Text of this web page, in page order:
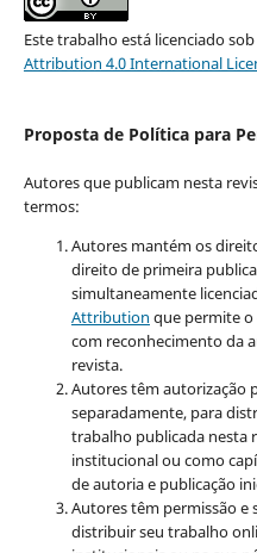
Este trabalho está licenciado
Attribution 4.0 International
Proposta de Política para
Autores que publicam nesta
termos:
Autores mantém os
direito de primeira
simultaneamente
Attribution que permite
com reconhecimento da
revista.
Autores têm autorização
separadamente, para
trabalho publicada nesta
institucional ou como
de autoria e publicação
Autores têm permissão e
distribuir seu trabalho